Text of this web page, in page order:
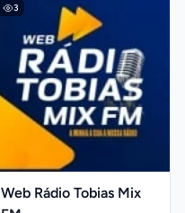
3
Web Rádio Tobias Mix